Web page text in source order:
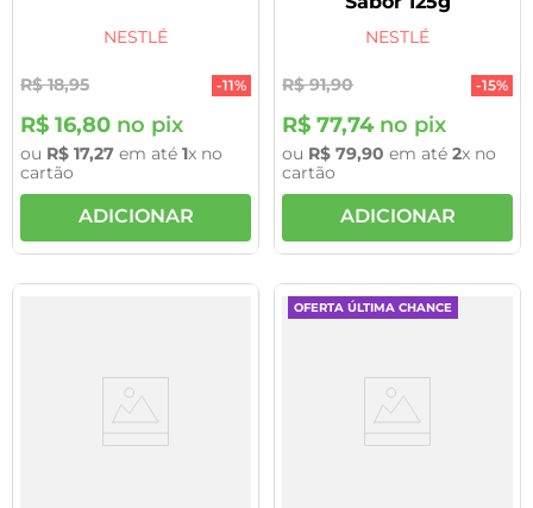
NESTLÉ
R$ 18,95 -11%
R$ 16,80 no pix
ou R$ 17,27 em até 1x no
cartão
ADICIONAR
NESTLÉ
R$ 91,90 -15%
R$ 77,74no pix
ou R$ 79,90 em até 2x no
cartão
ADICIONAR
OFERTA ÚLTIMA CHANCE